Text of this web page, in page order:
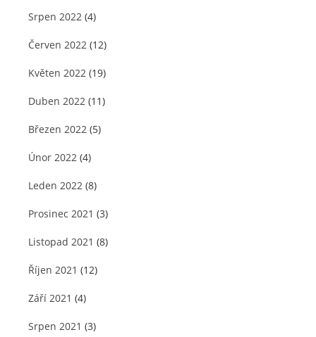
Srpen 2022 (4)
Červen 2022 (12)
Květen 2022 (19)
Duben 2022 (11)
Březen 2022 (5)
Únor 2022 (4)
Leden 2022 (8)
Prosinec 2021 (3)
Listopad 2021 (8)
Říjen 2021 (12)
Září 2021 (4)
Srpen 2021 (3)